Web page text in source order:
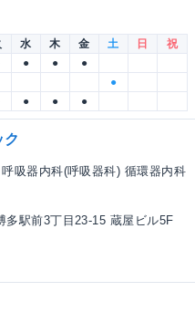
水 木 金 土 日
祝
● ●
●
●
● ● ●
ク
吸器内科(呼吸器科) 循環器内科
多駅前3丁目23-15 蔵屋ビル5F